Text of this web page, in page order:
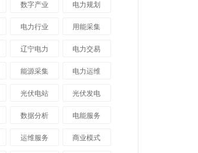
数字产业 电力规划
电力行业 用能采集
辽宁电力 电力交易
能源采集 电力运维
光伏电站 光伏发电
数据分析 电能服务
运维服务 商业模式